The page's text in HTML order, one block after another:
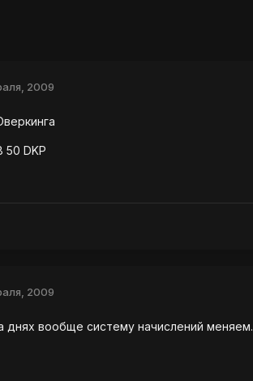
2009
50 DKP
2009
днях вообще систему начислений меняем.